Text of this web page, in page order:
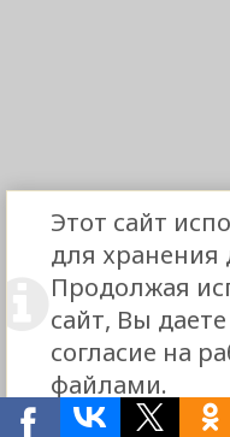
Этот сайт
для хранения
Продолжая
сайт, Вы
согласие на
файлами.